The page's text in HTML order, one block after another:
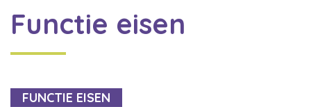
Functie eisen
FUNCTIE EISEN